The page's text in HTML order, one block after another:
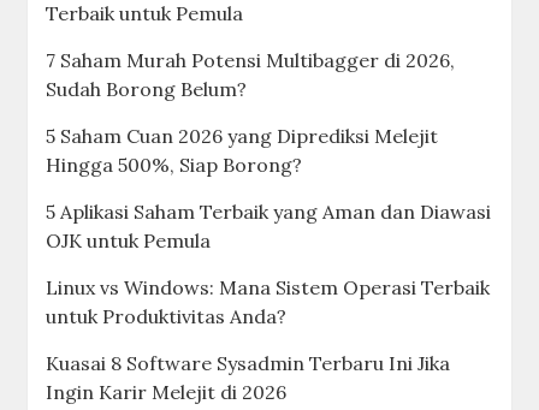
Terbaik untuk Pemula
7 Saham Murah Potensi Multibagger di 2026,
Sudah Borong Belum?
5 Saham Cuan 2026 yang Diprediksi Melejit
Hingga 500%, Siap Borong?
5 Aplikasi Saham Terbaik yang Aman dan Diawasi
OJK untuk Pemula
Linux vs Windows: Mana Sistem Operasi Terbaik
untuk Produktivitas Anda?
Kuasai 8 Software Sysadmin Terbaru Ini Jika
Ingin Karir Melejit di 2026